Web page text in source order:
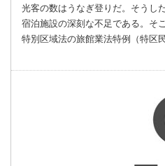
光客の数はうなぎ登りだ。そうし
宿泊施設の深刻な不足である。そ
特別区域法の旅館業法特例（特区